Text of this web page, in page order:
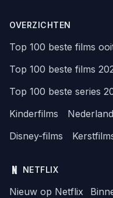
OVERZICHTEN
Top 100 beste films
Top 100 beste films
Top 100 beste series
Kinderfilms
Disney-films
NETFLIX
Nieuw op Netflix